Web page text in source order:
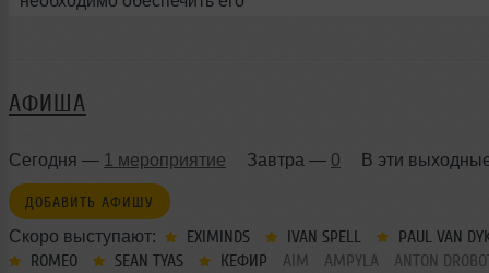
АФИША
Сегодня — 1 мероприятие Завтра — 0 В эти
ДОБАВИТЬ АФИШУ
Скоро выступают: EXIMINDS IVAN SPELL
PAUL VAN
ROMEO
SEAN TYAS КЕФИР AIM AMPYLA
ANTON